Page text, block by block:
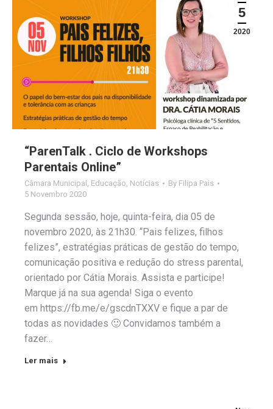
5
2020
“ParenTalk . Ciclo de Workshops
Parentais Online”
Câmara Municipal Educação Notícias By Filipa Pais
5 Novembro 2020
Segunda sessão, hoje, quinta-feira, dia 05 de
novembro 2020, às 21h30. “Pais felizes, filhos
felizes”, estratégias práticas de gestão do tempo,
comunicação positiva e redução do stress parental,
orientado por Cátia Morais. Assista e participe!
Marque já na sua agenda! Siga o evento
em https://fb.me/e/gscdnTXXV e fique a par de
todas as novidades 🙂 Convidamos também a
fazer…
Ler mais